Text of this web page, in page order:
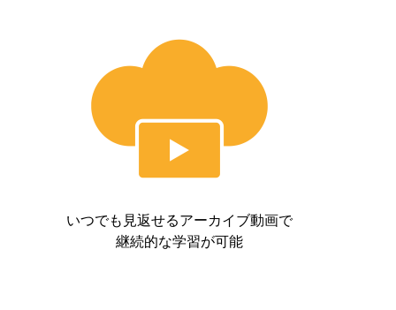
いつでも見返せるアーカイブ動画で
継続的な学習が可能